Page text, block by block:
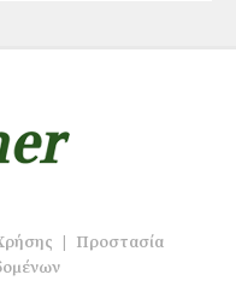
| Προστασία